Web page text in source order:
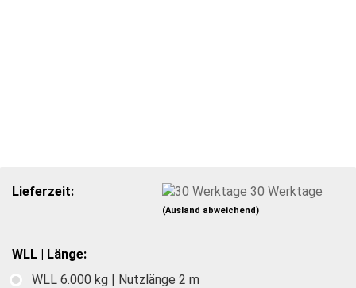
Lieferzeit: 30 Werktage
(Ausland abweichend)
WLL | Länge:
WLL 6.000 kg | Nutzlänge 2 m